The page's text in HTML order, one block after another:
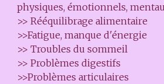
physiques, émotionnels,
>> Rééquilibrage alimentaire
>>Fatigue, manque d'énergie
>> Troubles du sommeil
>> Problèmes digestifs
>>Problèmes articulaires